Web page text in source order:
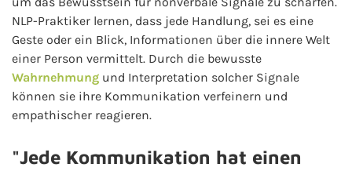
NLP-Praktiker lernen, dass jede Handlung, sei es eine
Geste oder ein Blick, Informationen über die innere Welt
einer Person vermittelt. Durch die bewusste
Wahrnehmung und Interpretation solcher Signale
können sie ihre Kommunikation verfeinern und
empathischer reagieren.
"Jede Kommunikation hat einen